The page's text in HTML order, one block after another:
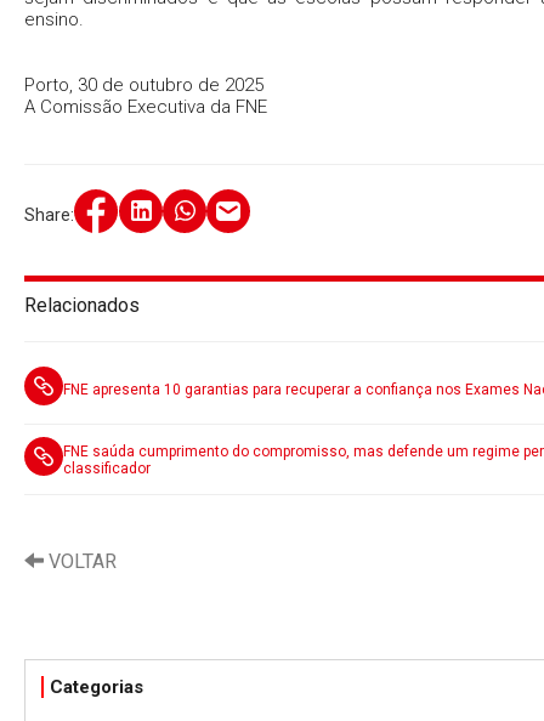
Relacionados
FNE apresenta 10 garantias para
FNE saúda cumprimento do compromisso, mas defende um regime
classificador
ensino.
Porto, 30 de outubro de 2025
A Comissão Executiva da FNE
Share:
VOLTAR
Categorias